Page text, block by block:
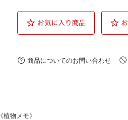
商品についてのお問い合わせ
《植物メモ》